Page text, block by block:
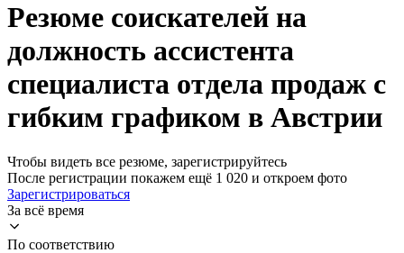
Резюме соискателей на
должность ассистента
специалиста отдела продаж с
гибким графиком в Австрии
Чтобы видеть все резюме, зарегистрируйтесь
После регистрации покажем ещё 1 020 и откроем фото
Зарегистрироваться
За всё время
По соответствию